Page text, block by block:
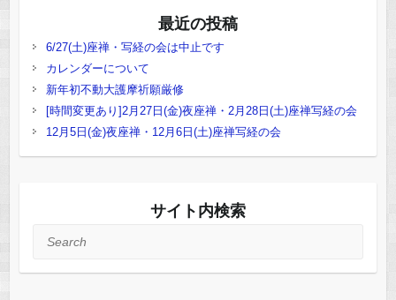
最近の投稿
6/27(土)座禅・写経の会は中止です
カレンダーについて
新年初不動大護摩祈願厳修
[時間変更あり]2月27日(金)夜座禅・2月28日(土)座禅写経の会
12月5日(金)夜座禅・12月6日(土)座禅写経の会
サイト内検索
Search